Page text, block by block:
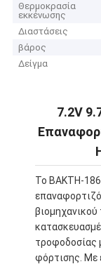
Θερμοκρασία
εκκένωσης
Διαστάσεις
βάρος
Δείγμα
7.2V
Το BAKTH-
τροφοδοσίας
φόρτισης. Με